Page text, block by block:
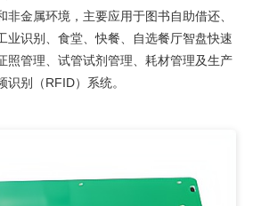
金属环境，主要应用于图书自助借还、
业识别、食堂、快餐、自选餐厅智盘快速
照管理、试管试剂管理、耗材管理及生产
别（RFID）系统。